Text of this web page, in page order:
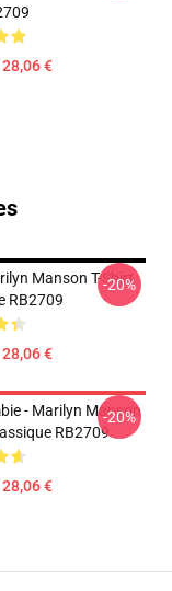
€
Manson T-Shirt
RB2709
€
-20%
- Marilyn Manson
RB2709
€
-20%